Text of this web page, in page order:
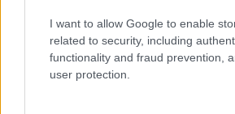
I want to allow Google to enable
related to security, including
functionality and fraud prevention,
user protection.